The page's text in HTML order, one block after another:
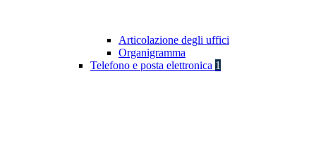
Articolazione degli uffici
Organigramma
Telefono e posta elettronica 1